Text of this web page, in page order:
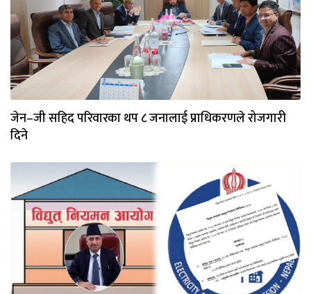
जेन–जी सहिद परिवारका थप ८ जनालाई प्राधिकरणले रोजगारी
दिने